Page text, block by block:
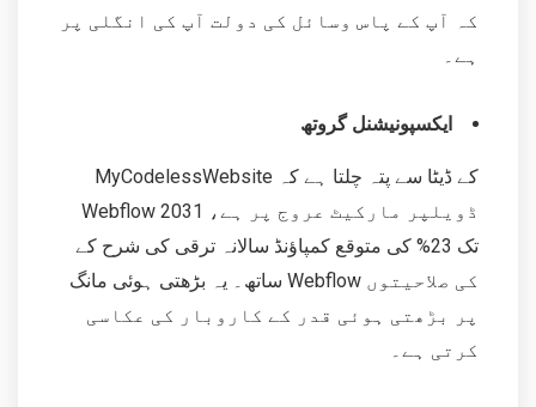
کہ آپ کے پاس وسائل کی دولت آپ کی انگلی پر
ہے۔
ایکسپونیشنل گروتھ
MyCodelessWebsite کے ڈیٹا سے پتہ چلتا ہے کہ
Webflow ڈویلپر مارکیٹ عروج پر ہے، 2031
تک 23% کی متوقع کمپاؤنڈ سالانہ ترقی کی شرح کے
ساتھ۔ یہ بڑھتی ہوئی مانگ Webflow کی صلاحیتوں
پر بڑھتی ہوئی قدر کے کاروبار کی عکاسی
کرتی ہے۔